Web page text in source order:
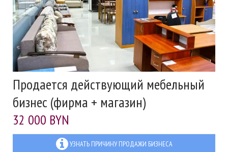
Продается действующий мебельный
бизнес (фирма + магазин)
32 000 BYN
УЗНАТЬ ПРИЧИНУ ПРОДАЖИ БИЗНЕСА